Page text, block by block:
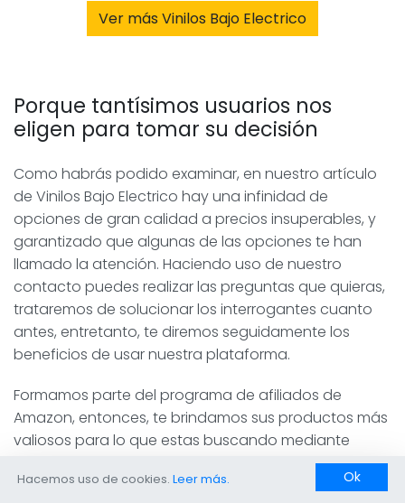
Ver más Vinilos Bajo Electrico
Porque tantísimos usuarios nos
eligen para tomar su decisión
Como habrás podido examinar, en nuestro artículo
de Vinilos Bajo Electrico hay una infinidad de
opciones de gran calidad a precios insuperables, y
garantizado que algunas de las opciones te han
llamado la atención. Haciendo uso de nuestro
contacto puedes realizar las preguntas que quieras,
trataremos de solucionar los interrogantes cuanto
antes, entretanto, te diremos seguidamente los
beneficios de usar nuestra plataforma.
Formamos parte del programa de afiliados de
Amazon, entonces, te brindamos sus productos más
valiosos para lo que estas buscando mediante
nuestro algoritmo que, así mismo, es capaz de
cotejarlos y aconsejarte la mejor elección de
Hacemos uso de cookies. Leer más. Ok